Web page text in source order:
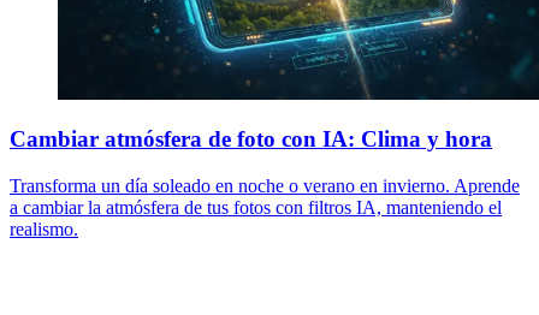
Cambiar atmósfera de foto con IA: Clima y hora
Transforma un día soleado en noche o verano en invierno. Aprende
a cambiar la atmósfera de tus fotos con filtros IA, manteniendo el
realismo.